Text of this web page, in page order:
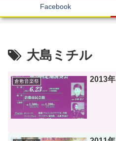
Facebook
大島ミチル
倉敷音楽祭 2013年